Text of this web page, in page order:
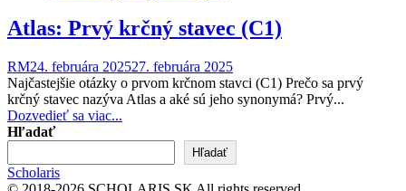
Atlas: Prvý krčný stavec (C1)
RM24. februára 202527. februára 2025
Najčastejšie otázky o prvom krčnom stavci (C1) Prečo sa prvý
krčný stavec nazýva Atlas a aké sú jeho synonymá? Prvý...
Dozvedieť sa viac...
Hľadať
Hľadať
Scholaris